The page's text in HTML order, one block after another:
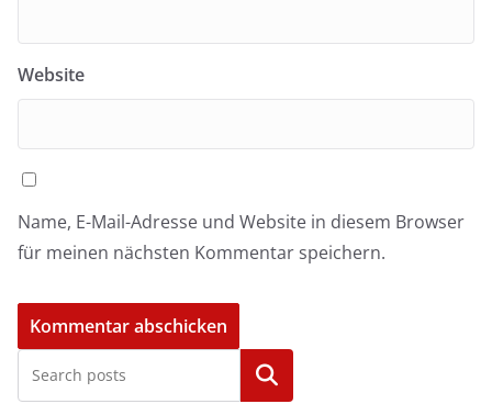
Website
Name, E-Mail-Adresse und Website in diesem Browser
für meinen nächsten Kommentar speichern.
Kategorien